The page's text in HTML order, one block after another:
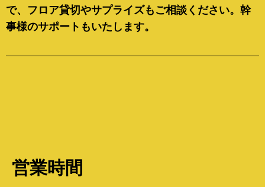
で、フロア貸切やサプライズもご相談ください。幹
事様のサポートもいたします。
営業時間